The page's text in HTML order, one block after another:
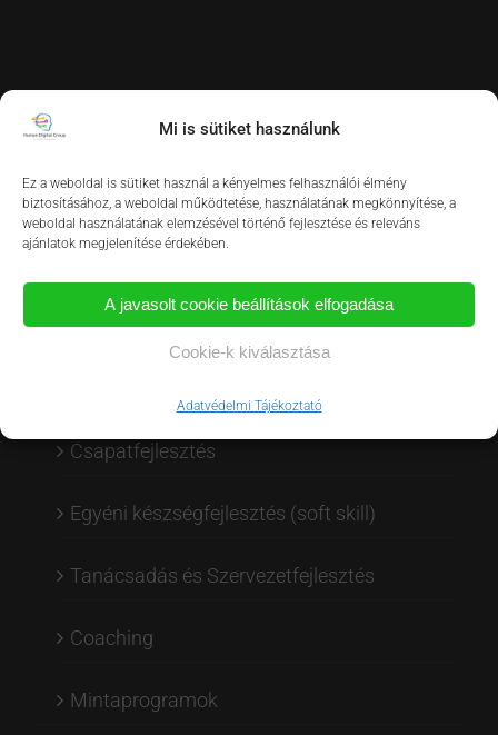
Mi is sütiket használunk
Ez a weboldal is sütiket használ a kényelmes felhasználói élmény
biztosításához, a weboldal működtetése, használatának megkönnyítése, a
weboldal használatának elemzésével történő fejlesztése és releváns
ajánlatok megjelenítése érdekében.
A javasolt cookie beállítások elfogadása
Cookie-k kiválasztása
Adatvédelmi Tájékoztató
OLDALTÉRKÉP
Vezetői tréningek
Csapatfejlesztés
Egyéni készségfejlesztés (soft skill)
Tanácsadás és Szervezetfejlesztés
Coaching
Mintaprogramok